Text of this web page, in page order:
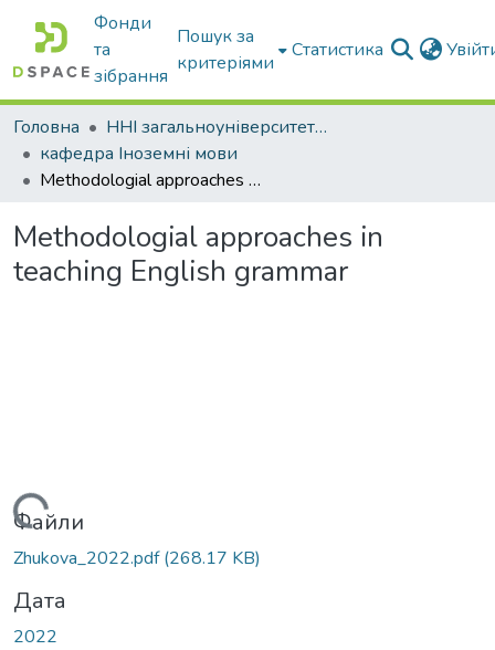
Фонди
та
зібрання
Пошук за
критеріями
Статистика
Головна
ННІ загальноуніверситетської підготовки
кафедра Іноземні мови
Methodologial approaches in teaching English grammar
Methodologial approaches in
teaching English grammar
Вантажиться...
Файли
Zhukova_2022.pdf(268.17 KB)
Дата
2022